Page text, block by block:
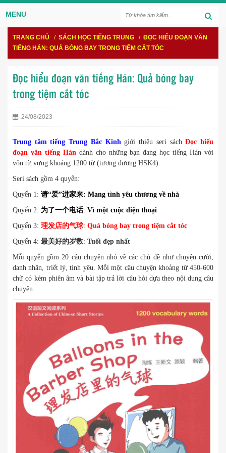
MENU
TRANG CHỦ / SÁCH HỌC TIẾNG TRUNG / ĐỌC HIỂU ĐOẠN VĂN
TIẾNG HÁN: QUẢ BÓNG BAY TRONG TIỆM CẮT TÓC
Đọc hiểu đoạn văn tiếng Hán: Quả bóng bay
trong tiệm cắt tóc
24/08/2023
Trung tâm tiếng Trung Bắc Kinhgiới thiệu seri sáchĐọc hiểu
đoạn văn tiếng Hándành cho những bạn đang học tiếng Hán với
vốn từ vựng khoảng 1200 từ (tương đương HSK4).
Seri sách gồm 4 quyển:
Quyển 1: 请“爱”进家来: Mang tình yêu thương về nhà
Quyển 2: 为了一个电话: Vì một cuộc điện thoại
Quyển 3: 理发店的气球: Quả bóng bay trong tiệm cắt tóc
Quyển 4: 最美好的岁数: Tuổi đẹp nhất
Mỗi quyển gồm 20 câu chuyện nhỏ về các chủ đề như chuyện cười,
danh nhân, triết lý, tình yêu. Mỗi một câu chuyện khoảng từ 450-600
chữ có kèm phiên âm và bài tập trả lời câu hỏi dựa theo nội dung câu
chuyện.